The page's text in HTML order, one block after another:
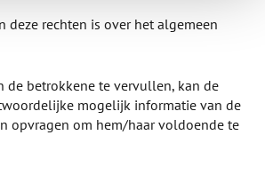
deze rechten is over het algemeen
de betrokkene te vervullen, kan de
mogelijk informatie van de
opvragen om hem/haar voldoende te